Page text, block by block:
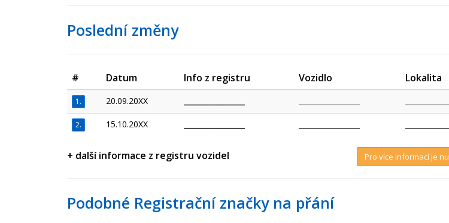
Poslední změny
# Datum Info z registru Vozidlo Lokalita
1. 20.09.20XX
2. 15.10.20XX
+ další informace z registru vozidel Pro více informací je
Podobné Registrační značky na přání